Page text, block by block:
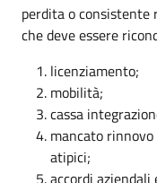
perdita o consistente
che deve essere
licenziamento;
mobilità;
cassa
mancato
atipici;
accordi aziendali